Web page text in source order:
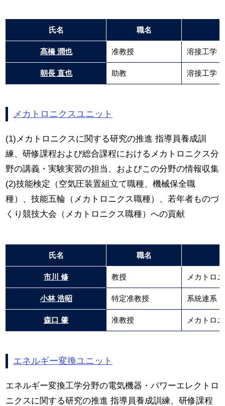
氏名 職名
髙橋 潤也 准教授 溶接工学
朝長 直也 助教 溶接工学
メカトロニクスユニット
(1)メカトロニクスに関する研究の推進 指導員養成訓
練、研修課程および総合課程におけるメカトロニクス分
野の講義・実験実習の担当、およびこの分野の情報収集
(2)技能検定（空気圧装置組立て職種、機械保全職
種）、技能五輪（メカトロニクス職種）、若年者ものづ
くり競技大会（メカトロニクス職種）への貢献
氏名 職名
市川 修 教授 メカトロ
小林 浩昭 特定准教授 系統連系
森口 肇 准教授 メカトロ
エネルギー変換ユニット
エネルギー変換工学分野の電気機器・パワーエレクトロ
ニクスに関する研究の推進 指導員養成訓練、研修課程